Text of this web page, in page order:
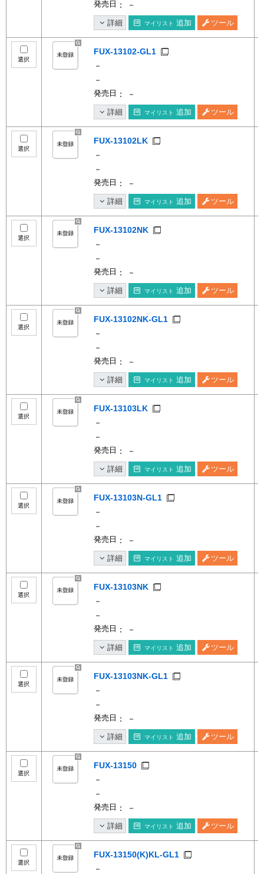
発売日 ： －
詳細 マイリスト 追加 ツール
選択
FUX-13102-GL1
－
－
発売日 ： －
詳細 マイリスト 追加 ツール
選択
FUX-13102LK
－
－
発売日 ： －
詳細 マイリスト 追加 ツール
選択
FUX-13102NK
－
－
発売日 ： －
詳細 マイリスト 追加 ツール
選択
FUX-13102NK-GL1
－
－
発売日 ： －
詳細 マイリスト 追加 ツール
選択
FUX-13103LK
－
－
発売日 ： －
詳細 マイリスト 追加 ツール
選択
FUX-13103N-GL1
－
－
発売日 ： －
詳細 マイリスト 追加 ツール
選択
FUX-13103NK
－
－
発売日 ： －
詳細 マイリスト 追加 ツール
選択
FUX-13103NK-GL1
－
－
発売日 ： －
詳細 マイリスト 追加 ツール
選択
FUX-13150
－
－
発売日 ： －
詳細 マイリスト 追加 ツール
選択
FUX-13150(K)KL-GL1
－